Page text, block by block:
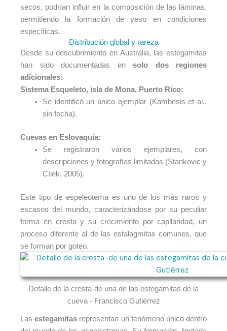
secos, podrían influir en la composición de las láminas,
permitiendo la formación de yeso en condiciones
específicas.
Distribución global y rareza
Desde su descubrimiento en Australia, las estegamitas
han sido documentadas en solo dos regiones
adicionales:
Sistema Esqueleto, isla de Mona, Puerto Rico:
Se identificó un único ejemplar (Kambesis et al.,
sin fecha).
Cuevas en Eslovaquia:
Se registraron varios ejemplares, con
descripciones y fotografías limitadas (Stankovic y
Cílek, 2005).
Este tipo de espeleotema es uno de los más raros y
escasos del mundo, caracterizándose por su peculiar
forma en cresta y su crecimiento por capilaridad, un
proceso diferente al de las estalagmitas comunes, que
se forman por goteo.
Detalle de la cresta-de una de las estegamitas de la
cueva - Francisco Gutiérrez
Lasestegamitas representan un fenómeno único dentro